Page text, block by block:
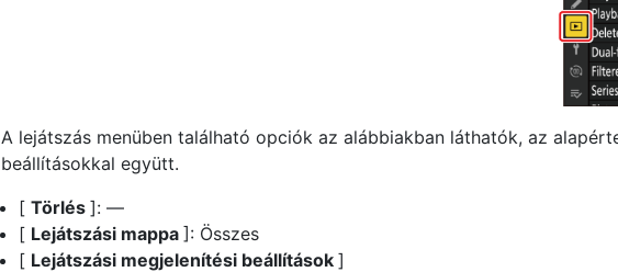
A lejátszás menüben található opciók az alábbiakban láthatók, az
beállításokkal együtt.
[ Törlés ]: —
[ Lejátszási mappa ]: Összes
[ Lejátszási megjelenítési beállítások ]